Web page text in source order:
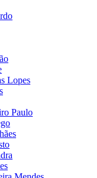
Lopes
Paulo